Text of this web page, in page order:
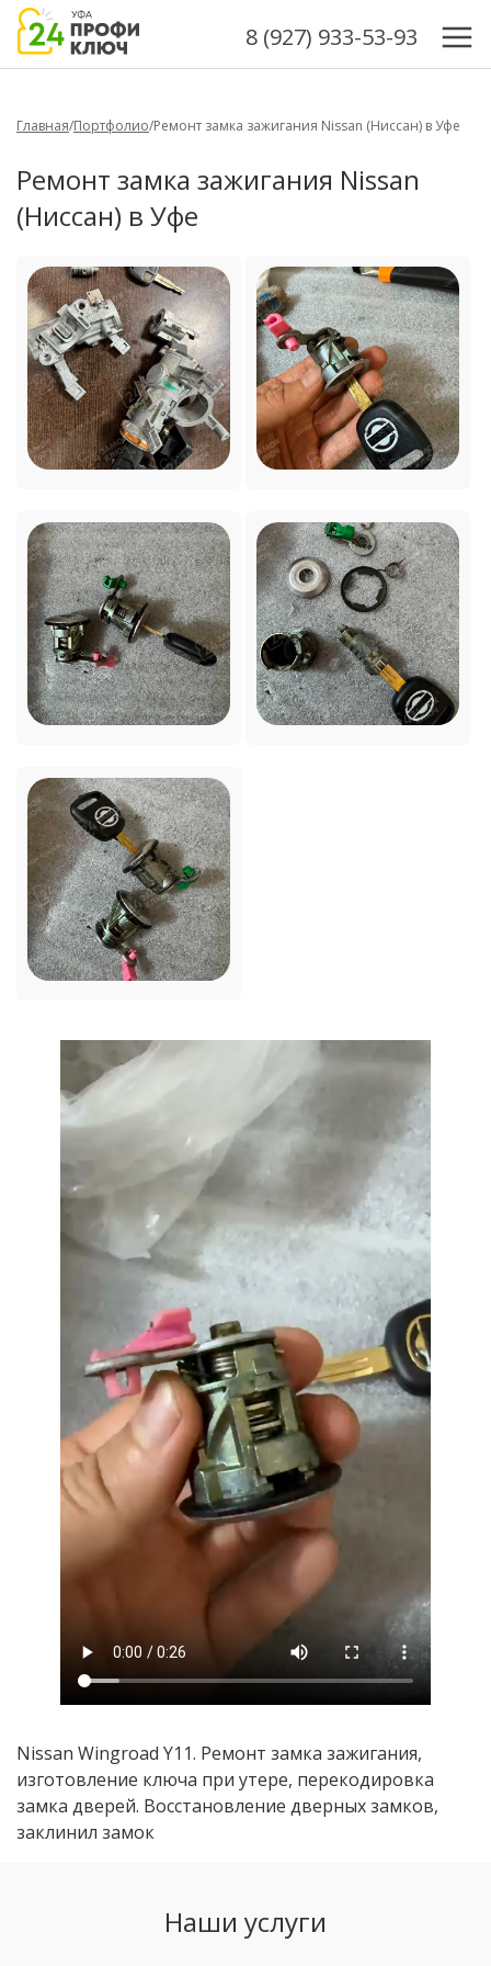
8 (927) 933-53-93
Главная/Портфолио/Ремонт замка зажигания Nissan (Ниссан) в Уфе
Ремонт замка зажигания Nissan
(Ниссан) в Уфе
Nissan Wingroad Y11. Ремонт замка зажигания,
изготовление ключа при утере, перекодировка
замка дверей. Восстановление дверных замков,
заклинил замок
Наши услуги